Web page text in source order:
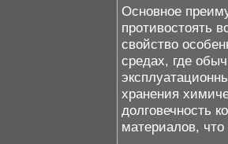
Основное
противостоять
свойство
средах, где
хранения
долговечность
материалов,